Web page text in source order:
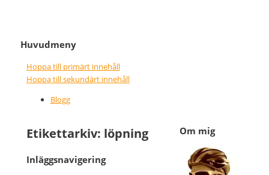
Nice wins nothing
faster
Huvudmeny
Hoppa till primärt innehåll
Hoppa till sekundärt innehåll
Blogg
Etikettarkiv: löpning
Inläggsnavigering
Om mig